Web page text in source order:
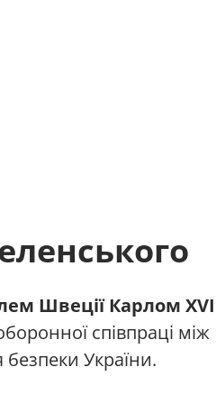
Швеції Карлом XVI
співпраці між
України.